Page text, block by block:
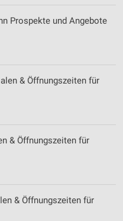
Prospekte und Angebote
& Öffnungszeiten für
& Öffnungszeiten für
& Öffnungszeiten für
oder
Angebote